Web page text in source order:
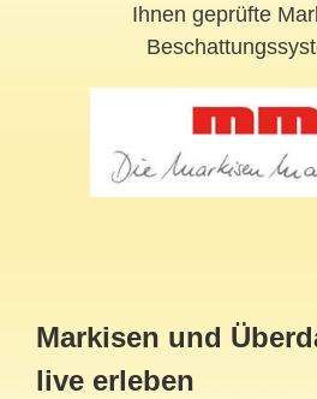
Ihnen geprüfte
Markisen und
live erleben